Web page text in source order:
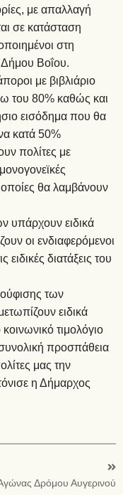
με απαλλαγή
σε κατάσταση
στη
Βοΐου.
με βιβλιάριο
του 80% καθώς και
εισόδημα που θα
κατά 50%
πολίτες με
οποίες θα λαμβάνουν
υπάρχουν ειδικά
οι ενδιαφερόμενοι
διατάξεις του
των
ειδικά
τιμολόγιο
προσπάθεια
μας την
η Δήμαρχος
Δρόμου Αυγερινού